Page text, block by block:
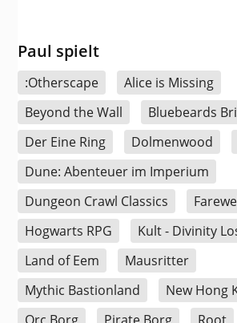
Paul spielt
:Otherscape
Alice is Missing
Beyond the Wall
Bluebeards
Der Eine Ring
Dolmenwood
Dune: Abenteuer im Imperium
Dungeon Crawl Classics
Hogwarts RPG
Kult - Divinity
Land of Eem
Mausritter
Mythic Bastionland
New Hong